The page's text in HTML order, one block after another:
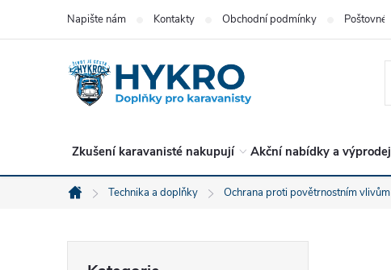
Napište nám Kontakty Obchodní podmínky Poštovné
Zkušení karavanisté nakupují Akční nabídky a výprodej
Domů
Technika a doplňky Ochrana proti povětrnostním vlivům